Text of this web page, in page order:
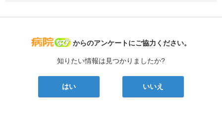
病院なび
からのアンケートにご協力ください。
知りたい情報は見つかりましたか?
はい いいえ